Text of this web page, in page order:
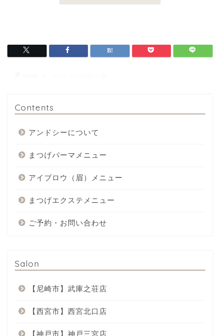
Contents
アンドシーについて
まつげパーマメニュー
アイブロウ（眉）メニュー
まつげエクステメニュー
ご予約・お問い合わせ
Salon
【尼崎市】武庫之荘店
【西宮市】西宮北口店
【神戸市】神戸三宮店